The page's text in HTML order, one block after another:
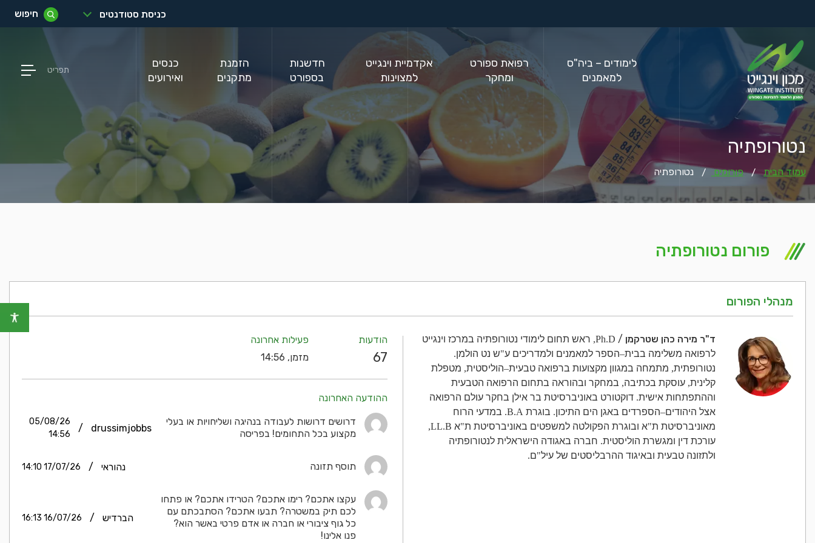
כניסת סטודנטים חיפוש
לימודים – ביה"ס
למאמנים
רפואת ספורט
ומחקר
אקדמיית וינגייט
למצוינות
חדשנות
בספורט
הזמנת
מתקנים
כנסים
ואירועים
תפריט
נטורופתיה
עמוד הבית / פורומים / נטורופתיה
פורום נטורופתיה
מנהלי הפורום
ד"ר מירה כהן שטרקמן /
Ph.D, ראש תחום לימודי נטורופתיה במרכז וינגייט
לרפואה משלימה בבית–הספר למאמנים ולמדריכים ע"ש נט הולמן.
נטורופתית, מתמחה במגוון מקצועות ברפואה טבעית–הוליסטית, מטפלת
קלינית, עוסקת בכתיבה, במחקר ובהוראה בתחום הרפואה הטבעית
וההתפתחות אישית. דוקטורט באוניברסיטת בר אילן בחקר עולם הרפואה
אצל היהודים–הספרדים באגן הים התיכון. בוגרת B.A. במדעי הרוח
מאוניברסיטת ת"א ובוגרת הפקולטה למשפטים באוניברסיטת ת"א LL.B,
עורכת דין ומגשרת הוליסטית. חברה באגודה הישראלית לנטורופתיה
ולתזונה טבעית ובאיגוד ההרבליסטים של עיל"ם.
הודעות
67
פעילות אחרונה
מזמן, 14:56
ההודעה האחרונה
דרושים דרושות לעבודה בנהיגה ושליחויות או בעלי
מקצוע בכל התחומים! בפריסה
drussimjobbs
/
05/08/26
14:56
תוסף תזונה נהוראי /
17/07/26 14:10
עקצו אתכם? רימו אתכם? הטרידו אתכם? או פתחו
לכם תיק במשטרה? תבעו אתכם? הסתבכתם עם
כל גוף ציבורי או חברה או אדם פרטי באשר הוא?
פנו אלינו!
הברדיש /
16/07/26 16:13